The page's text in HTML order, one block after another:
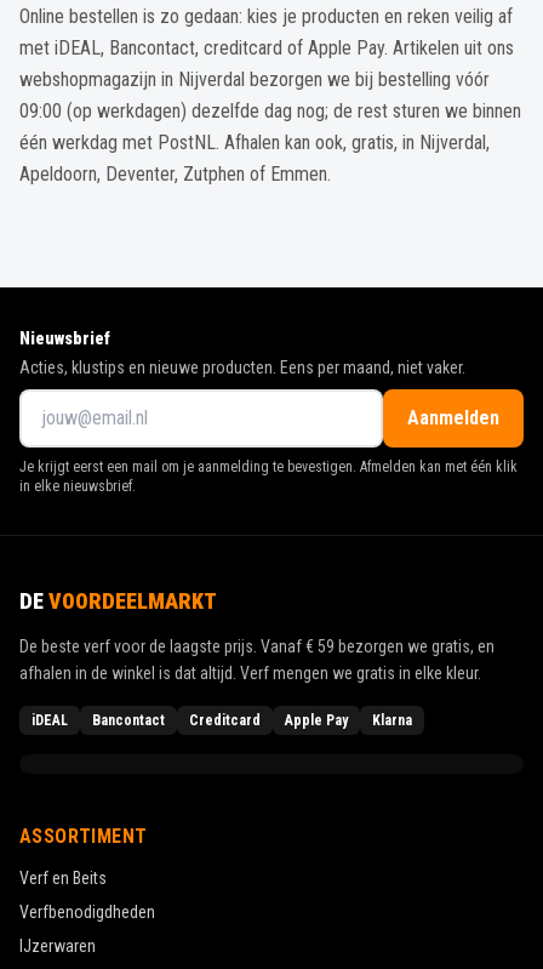
Online bestellen is zo gedaan: kies je producten en reken veilig af
met iDEAL, Bancontact, creditcard of Apple Pay. Artikelen uit ons
webshopmagazijn in Nijverdal bezorgen we bij bestelling vóór
09:00 (op werkdagen) dezelfde dag nog; de rest sturen we binnen
één werkdag met PostNL. Afhalen kan ook, gratis, in Nijverdal,
Apeldoorn, Deventer, Zutphen of Emmen.
Nieuwsbrief
Acties, klustips en nieuwe producten. Eens per maand, niet vaker.
Aanmelden
Je krijgt eerst een mail om je aanmelding te bevestigen. Afmelden kan met één klik
in elke nieuwsbrief.
DEVOORDEELMARKT
De beste verf voor de laagste prijs. Vanaf€ 59 bezorgen we gratis, en
afhalen in de winkel is dat altijd. Verf mengen we gratis in elke kleur.
iDEAL Bancontact Creditcard Apple Pay Klarna
ASSORTIMENT
Verf en Beits
Verfbenodigdheden
IJzerwaren